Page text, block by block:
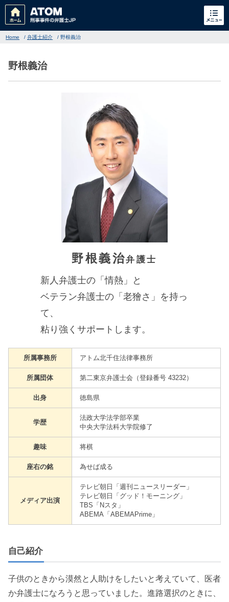
でお困りの方
刑事事件の無料相談
家族が逮捕された方はこちら
刑事事件の記事一覧
アトムについて 知りたい方
弁護士紹介
弁護士費用
アクセス
解決実績
ご依頼者からのお手紙
無料相談の口コミ評判
Home /弁護士紹介 /野根義治
野根義治
野根義治弁護士
新人弁護士の「情熱」と
ベテラン弁護士の「老獪さ」を持っ
て、
粘り強くサポートします。
所属事務所 アトム北千住法律事務所
所属団体 第二東京弁護士会（登録番号 43232）
出身 徳島県
学歴
法政大学法学部卒業
中央大学法科大学院修了
趣味 将棋
座右の銘 為せば成る
メディア出演
テレビ朝日「週刊ニュースリーダー」
テレビ朝日「グッド！モーニング」
TBS「Nスタ」
ABEMA「ABEMAPrime」
自己紹介
子供のときから漠然と人助けをしたいと考えていて、医者
か弁護士になろうと思っていました。進路選択のときに、